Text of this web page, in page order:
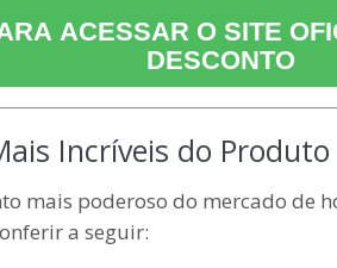
ACESSAR O SITE
DESCONTO
Incríveis do Produto
mais poderoso do mercado de
a seguir: